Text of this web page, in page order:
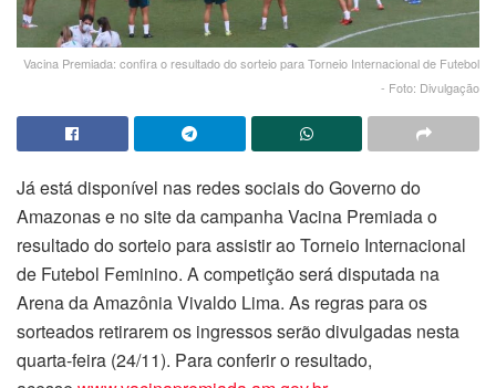
Vacina Premiada: confira o resultado do sorteio para Torneio Internacional de Futebol
- Foto: Divulgação
Já está disponível nas redes sociais do Governo do
Amazonas e no site da campanha Vacina Premiada o
resultado do sorteio para assistir ao Torneio Internacional
de Futebol Feminino. A competição será disputada na
Arena da Amazônia Vivaldo Lima. As regras para os
sorteados retirarem os ingressos serão divulgadas nesta
quarta-feira (24/11). Para conferir o resultado,